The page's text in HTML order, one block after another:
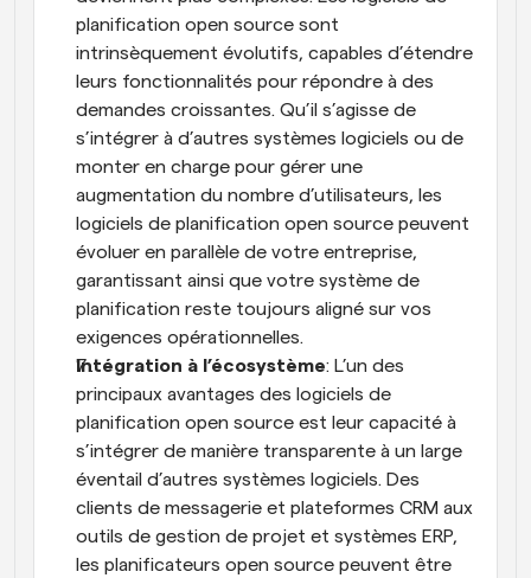
planification open source sont
intrinsèquement évolutifs, capables d’étendre
leurs fonctionnalités pour répondre à des
demandes croissantes. Qu’il s’agisse de
s’intégrer à d’autres systèmes logiciels ou de
monter en charge pour gérer une
augmentation du nombre d’utilisateurs, les
logiciels de planification open source peuvent
évoluer en parallèle de votre entreprise,
garantissant ainsi que votre système de
planification reste toujours aligné sur vos
exigences opérationnelles.
Intégration à l’écosystème: L’un des
principaux avantages des logiciels de
planification open source est leur capacité à
s’intégrer de manière transparente à un large
éventail d’autres systèmes logiciels. Des
clients de messagerie et plateformes CRM aux
outils de gestion de projet et systèmes ERP,
les planificateurs open source peuvent être